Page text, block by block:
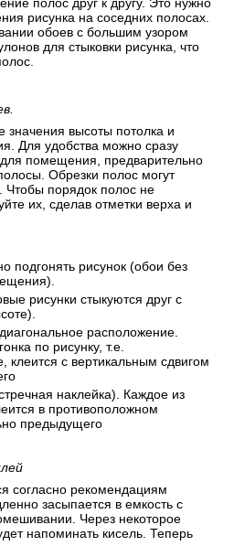
полос друг к другу. Это нужно
рисунка на соседних полосах.
обоев с большим узором
для стыковки рисунка, что
значения высоты потолка и
Для удобства можно сразу
помещения, предварительно
Обрезки полос могут
Чтобы порядок полос не
их, сделав отметки верха и
подгонять рисунок (обои без
рисунки стыкуются друг с
расположение.
по рисунку, т.е.
с вертикальным сдвигом
наклейка). Каждое из
в противоположном
предыдущего
согласно рекомендациям
засыпается в емкость с
Через некоторое
напоминать кисель. Теперь